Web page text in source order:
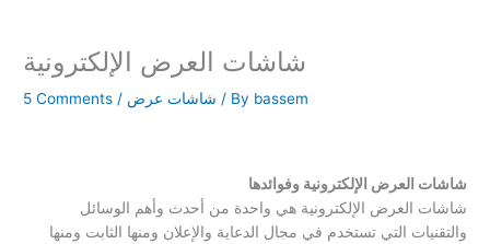
شاشات العرض الإلكترونية
5 Comments / شاشات عرض / By bassem
شاشات العرض الإلكترونية وفوائدها
شاشات العرض الإلكترونية هي واحدة من أحدث وأهم الوسائل
والتقنيات التي تستخدم في مجال الدعاية والإعلان ومنها الثابت ومنها